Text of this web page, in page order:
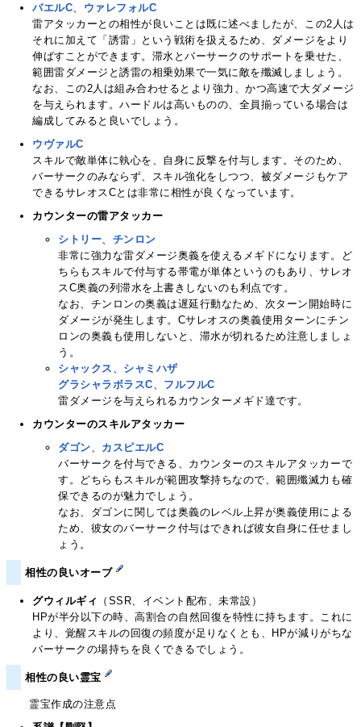
バエルC
ウァレフォルC
雷アタッカーとの相性が良いことは既に述べましたが、この2人は
それに加えて「誘雷」という戦術を扱えるため、ダメージをより
伸ばすことができます。滞水とバーサークのサポートを乗せた、
範囲雷ダメージと誘雷の相乗効果で一気に敵を殲滅しましょう。
なお、この2人は組み合わせるとより強力、かつ高速で大ダメージ
を与えられます。ハードルは高いものの、全員揃っている場合は
編成してみると良いでしょう。
ウヴァルC
スキルで敵単体に執心を、自身に反撃を付与します。そのため、
バーサークのみならず、スキル強化をしつつ、被ダメージもケア
できるサレオスCとは非常に相性が良くなっています。
カウンターの雷アタッカー
シトリー
チンロン
非常に強力な雷ダメージ奥義を使えるメギドになります。ど
ちらもスキルで付与する帯電が単体というのもあり、サレオ
スC奥義の列滞水を上書きしないのも利点です。
なお、チンロンの奥義は遅延行動なため、次ターン開始時に
ダメージが発生します。Cサレオスの奥義使用ターンにチン
ロンの奥義も使用しないと、滞水が切れるため注意しましょ
う。
シャックス
シャミハザ
グラシャラボラスC
フルフルC
雷ダメージを与えられるカウンターメギド達です。
カウンターのスキルアタッカー
ダゴン、 カスピエルC
バーサークを付与できる、カウンターのスキルアタッカーで
す。どちらもスキルが範囲攻撃持ちなので、範囲殲滅力も確
保できるのが魅力でしょう。
なお、ダゴンに関しては奥義のレベル上昇が奥義使用による
ため、彼女のバーサーク付与はできれば彼女自身に任せまし
ょう。
相性の良いオーブ
グウィルギィ
（SSR、イベント配布、未常設）
HPが半分以下の時、高割合の自然回復を特性に持ちます。これに
より、覚醒スキルの回復の頻度が足りなくとも、HPが減りがちな
バーサークの場持ちを良くできるでしょう。
相性の良い霊宝
霊宝作成の注意点